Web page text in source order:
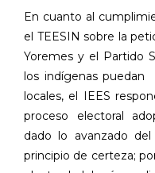
En cuanto al
el TEESIN sobre la
Yoremes y el Partido
los indígenas puedan
locales, el IEES
proceso electoral
dado lo avanzado
principio de certeza;